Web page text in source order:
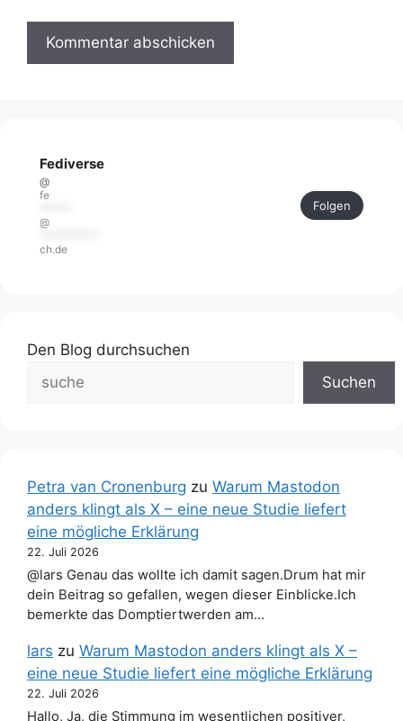
Fediverse
@
fe
@
ch.de
Folgen
Den Blog durchsuchen
Suchen
Petra van Cronenburg zu Warum Mastodon
anders klingt als X – eine neue Studie liefert
eine mögliche Erklärung
22. Juli 2026
@lars Genau das wollte ich damit sagen.Drum hat mir
dein Beitrag so gefallen, wegen dieser Einblicke.Ich
bemerkte das Domptiertwerden am…
lars zu Warum Mastodon anders klingt als X –
eine neue Studie liefert eine mögliche Erklärung
22. Juli 2026
Hallo, Ja, die Stimmung im wesentlichen positiver,